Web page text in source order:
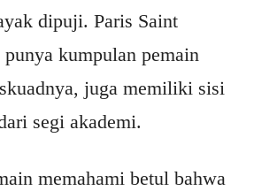
dipuji. Paris Saint
kumpulan pemain
juga memiliki sisi
segi akademi.
memahami betul bahwa